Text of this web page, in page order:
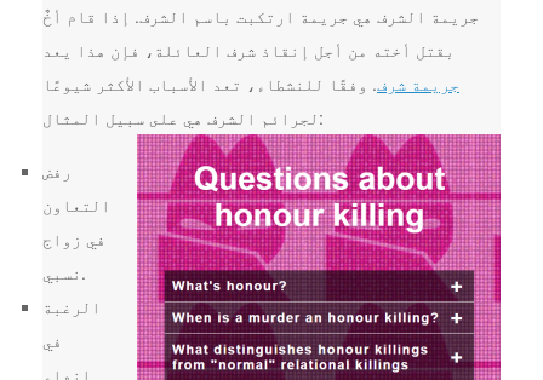
جريمة الشرف هي جريمة ارتكبت باسم الشرف. إذا قام أخٌ
بقتل أخته من أجل إنقاذ شرف العائلة، فإن هذا يعد
جريمة شرف. وفقًا للنشطاء، تعد الأسباب الأكثر شيوعًا
لجرائم الشرف هي على سبيل المثال:
رفض
التعاون
في زواج
نسبي.
الرغبة
في
إنهاء